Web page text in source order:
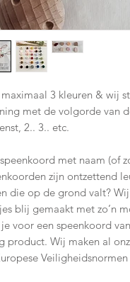
maximaal 3 kleuren & wij
met de volgorde van
2.. 3.. etc.
met naam (of
zijn ontzettend
die op de grond valt?
blij gemaakt met zo’n
je voor een speenkoord
product. Wij maken al